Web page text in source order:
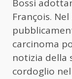
Bossi
François.
carcinoma
notizia della
cordoglio